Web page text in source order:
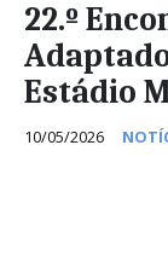
22.º
Estádio
10/05/2026